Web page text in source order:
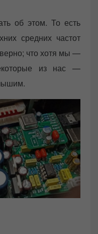
об этом. То есть
средних частот
что хотя мы —
из нас —